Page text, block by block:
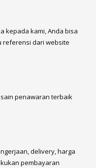
kepada kami, Anda bisa
referensi dari website
penawaran terbaik
delivery, harga
pembayaran